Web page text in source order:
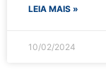
LEIA MAIS »
10/02/2024